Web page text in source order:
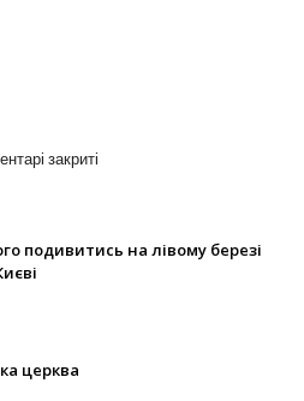
закриті
подивитись на лівому березі
церква